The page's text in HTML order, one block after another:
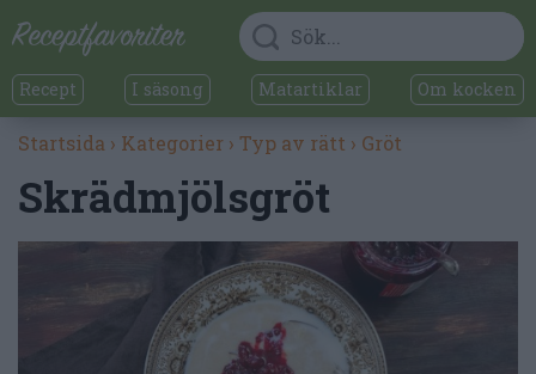
Recept I säsong Matartiklar Om kocken
Startsida › Kategorier › Typ av rätt › Gröt
Skrädmjölsgröt